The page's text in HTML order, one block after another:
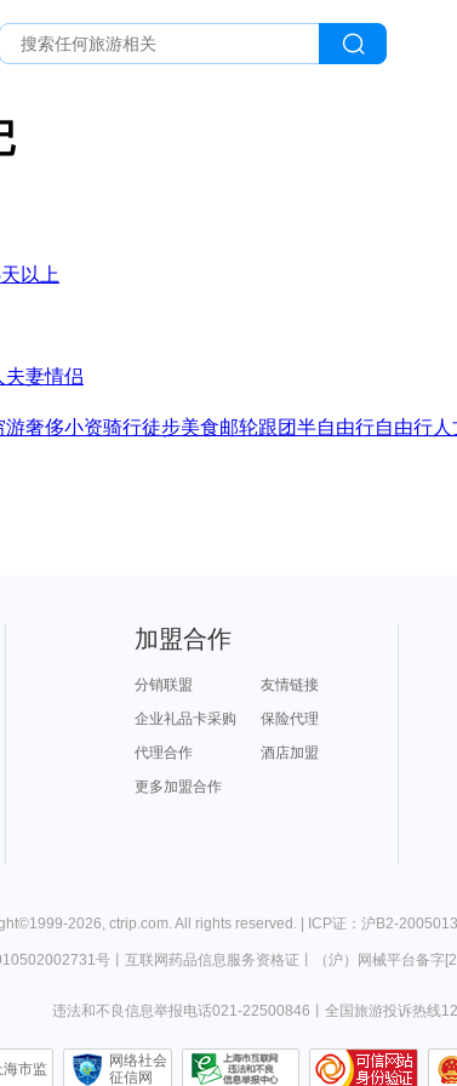
以上
夫妻情侣
游奢侈小资骑行徒步美食邮轮跟团半自由行自由行人
加盟合作
分销联盟
友情链接
企业礼品卡采购
保险代理
代理合作
酒店加盟
更多加盟合作
1999-2026, ctrip.com. All rights reserved. | ICP证：沪B2-
号丨 互联网药品信息服务资格证 （沪）网械平台备字
违法和不良信息举报电话021-22500846 全国旅游投诉热线
海市监
网络社会
征信网